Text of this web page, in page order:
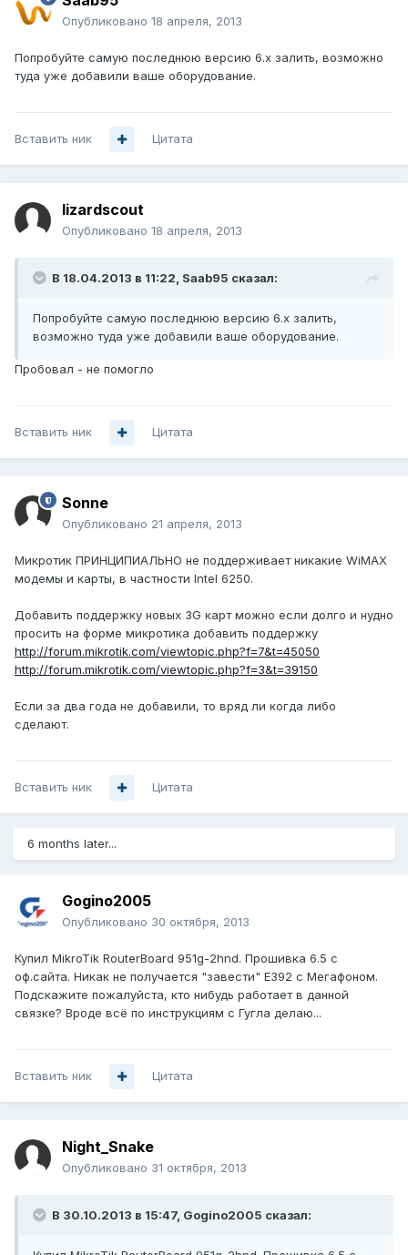
Опубликовано 18 апреля, 2013
Попробуйте самую последнюю версию 6.х залить, возможно
туда уже добавили ваше оборудование.
Вставить ник Цитата
lizardscout
Опубликовано 18 апреля, 2013
В 18.04.2013 в 11:22, Saab95 сказал:
Попробуйте самую последнюю версию 6.х залить,
возможно туда уже добавили ваше оборудование.
Пробовал - не помогло
Вставить ник Цитата
Sonne
Опубликовано 21 апреля, 2013
Микротик ПРИНЦИПИАЛЬНО не поддерживает никакие WiMAX
модемы и карты, в частности Intel 6250.
Добавить поддержку новых 3G карт можно если долго и нудно
просить на форме микротика добавить поддержку
http://forum.mikrotik.com/viewtopic.php?f=7&t=45050
http://forum.mikrotik.com/viewtopic.php?f=3&t=39150
Если за два года не добавили, то вряд ли когда либо
сделают.
Вставить ник Цитата
6 months later...
Gogino2005
Опубликовано 30 октября, 2013
Купил MikroTik RouterBoard 951g-2hnd. Прошивка 6.5 с
оф.сайта. Никак не получается "завести" Е392 с Мегафоном.
Подскажите пожалуйста, кто нибудь работает в данной
связке? Вроде всё по инструкциям с Гугла делаю...
Вставить ник Цитата
Night_Snake
Опубликовано 31 октября, 2013
В 30.10.2013 в 15:47, Gogino2005 сказал: